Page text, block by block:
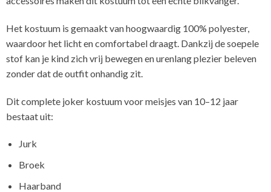
Het kostuum is gemaakt van hoogwaardig 100% polyester,
waardoor het licht en comfortabel draagt. Dankzij de soepele
stof kan je kind zich vrij bewegen en urenlang plezier beleven
zonder dat de outfit onhandig zit.
Dit complete joker kostuum voor meisjes van 10–12 jaar
bestaat uit:
Jurk
Broek
Haarband